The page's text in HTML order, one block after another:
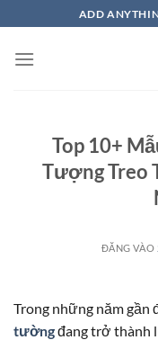
qua
nội
ADD
Top 10+
Tượng Treo
ĐĂNG VÀO
Trong những năm gần
tườngđang trở thành